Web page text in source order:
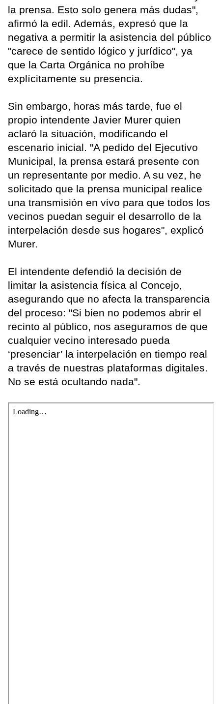
la prensa. Esto solo genera más dudas",
afirmó la edil. Además, expresó que la
negativa a permitir la asistencia del público
"carece de sentido lógico y jurídico", ya
que la Carta Orgánica no prohíbe
explícitamente su presencia.
Sin embargo, horas más tarde, fue el
propio intendente Javier Murer quien
aclaró la situación, modificando el
escenario inicial. "A pedido del Ejecutivo
Municipal, la prensa estará presente con
un representante por medio. A su vez, he
solicitado que la prensa municipal realice
una transmisión en vivo para que todos los
vecinos puedan seguir el desarrollo de la
interpelación desde sus hogares", explicó
Murer.
El intendente defendió la decisión de
limitar la asistencia física al Concejo,
asegurando que no afecta la transparencia
del proceso: "Si bien no podemos abrir el
recinto al público, nos aseguramos de que
cualquier vecino interesado pueda
‘presenciar’ la interpelación en tiempo real
a través de nuestras plataformas digitales.
No se está ocultando nada".